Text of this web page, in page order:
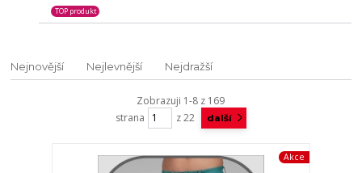
TOP produkt
Nejnovější Nejlevnější Nejdražší
Zobrazuji 1-8 z 169
strana
z 22 další
Akce